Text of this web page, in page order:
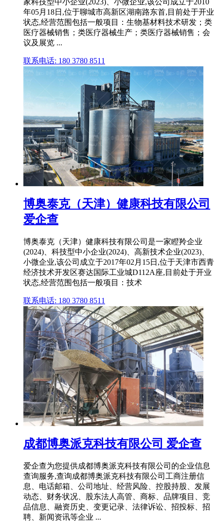
年05月18日,位于聊城市高新区湖南路东首,目前处于开业
状态,经营范围包括一般项目：生物基材料技术研发；类
医疗器械销售；类医疗器械生产；类医疗器械销售；会
议及展览 ...
联系电话: 180 3780 8511
博奥泰克（天津）健康科技有限公司
爱企查
博奥泰克（天津）健康科技有限公司是一家瞪羚企业
(2024)、科技型中小企业(2024)、高新技术企业(2023)、
小微企业,该公司成立于2017年02月15日,位于天津市西青
经济技术开发区赛达国际工业城D112A座,目前处于开业
状态,经营范围包括一般项目：技术
联系电话: 180 3780 8511
成都博奥派克科技有限公司 爱企查
爱企查为您提供成都博奥派克科技有限公司的企业信息
查询服务,查询成都博奥派克科技有限公司工商注册信
息、电话邮箱、公司地址、经营风险、控股持股、发展
动态、财务状况、股东法人高管、商标、品牌项目、竞
品信息、融资历史、变更记录、法律诉讼、招投标、招
聘、新闻资讯等企业 ...